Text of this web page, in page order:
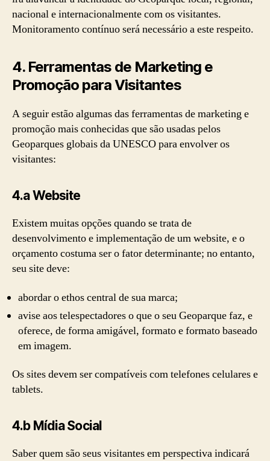
nacional e internacionalmente com os visitantes.
Monitoramento contínuo será necessário a este respeito.
4. Ferramentas de Marketing e
Promoção para Visitantes
A seguir estão algumas das ferramentas de marketing e
promoção mais conhecidas que são usadas pelos
Geoparques globais da UNESCO para envolver os
visitantes:
4.a Website
Existem muitas opções quando se trata de
desenvolvimento e implementação de um website, e o
orçamento costuma ser o fator determinante; no entanto,
seu site deve:
abordar o ethos central de sua marca;
avise aos telespectadores o que o seu Geoparque faz, e
oferece, de forma amigável, formato e formato baseado
em imagem.
Os sites devem ser compatíveis com telefones celulares e
tablets.
4.b Mídia Social
Saber quem são seus visitantes em perspectiva indicará